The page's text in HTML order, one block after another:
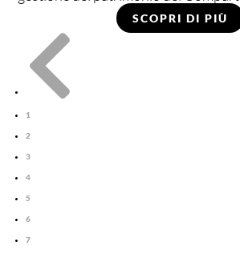
SCOPRI DI PIÙ

1
2
3
4
5
6
7